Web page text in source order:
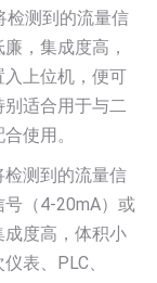
检测到的流量信
，集成度高，
上位机，便可
适合用于与二
使用。
检测到的流量信
（4-20mA）或
度高，体积小
表、PLC、